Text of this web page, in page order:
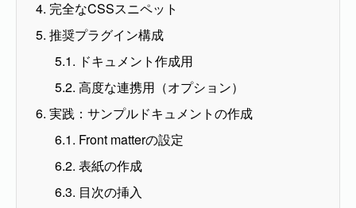
4. 完全なCSSスニペット
5. 推奨プラグイン構成
5.1. ドキュメント作成用
5.2. 高度な連携用（オプション）
6. 実践：サンプルドキュメントの作成
6.1. Front matterの設定
6.2. 表紙の作成
6.3. 目次の挿入